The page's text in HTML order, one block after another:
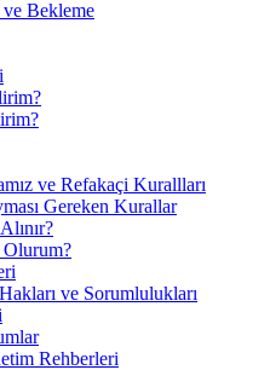
Bekleme
ve Refakaçi Kurallları
Gereken Kurallar
Olurum?
ve Sorumlulukları
Rehberleri